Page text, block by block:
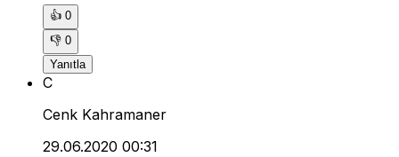
👍 0
👎 0
Yanıtla
C
Cenk Kahramaner
29.06.2020 00:31